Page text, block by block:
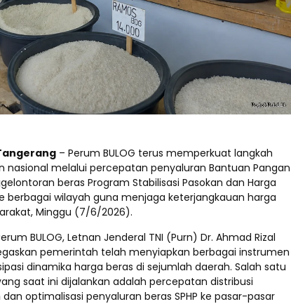
– Perum BULOG terus memperkuat langkah
nasional melalui percepatan penyaluran Bantuan Pangan
beras Program Stabilisasi Pasokan dan Harga
berbagai wilayah guna menjaga keterjangkauan harga
Minggu (7/6/2026).
BULOG, Letnan Jenderal TNI (Purn) Dr. Ahmad Rizal
pemerintah telah menyiapkan berbagai instrumen
dinamika harga beras di sejumlah daerah. Salah satu
saat ini dijalankan adalah percepatan distribusi
optimalisasi penyaluran beras SPHP ke pasar-pasar